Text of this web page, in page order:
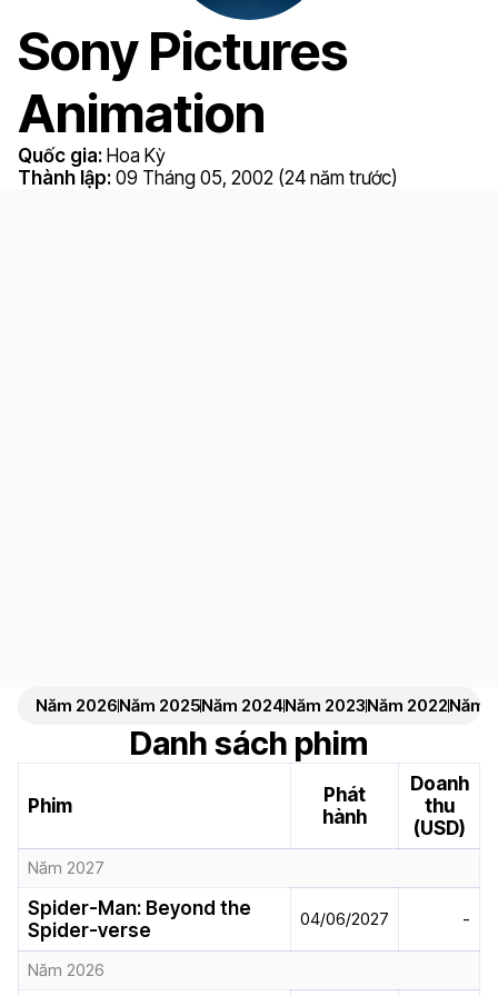
Sony Pictures
Animation
Quốc gia: Hoa Kỳ
Thành lập: 09 Tháng 05, 2002 (24 năm trước)
Năm 2026Năm 2025Năm 2024Năm 2023Năm 2022Năm
Danh sách phim
Phim
Phát
hành
Doanh
thu
(USD)
Năm 2027
Spider-Man: Beyond the
Spider-verse
04/06/2027 -
Năm 2026